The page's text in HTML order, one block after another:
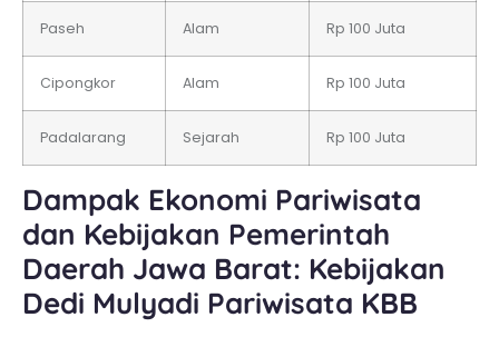
Paseh Alam Rp 100 Juta
Cipongkor Alam Rp 100 Juta
Padalarang Sejarah Rp 100 Juta
Dampak Ekonomi Pariwisata
dan Kebijakan Pemerintah
Daerah Jawa Barat: Kebijakan
Dedi Mulyadi Pariwisata KBB